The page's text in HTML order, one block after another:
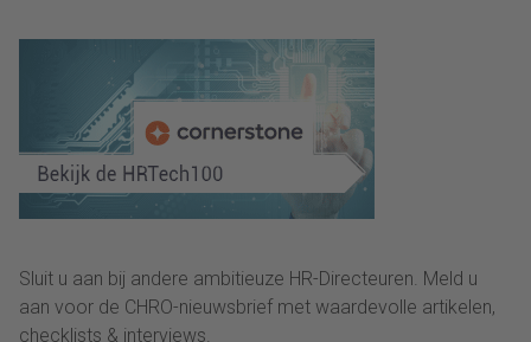
Sluit u aan bij andere ambitieuze HR-Directeuren. Meld u
aan voor de CHRO-nieuwsbrief met waardevolle artikelen,
checklists & interviews.